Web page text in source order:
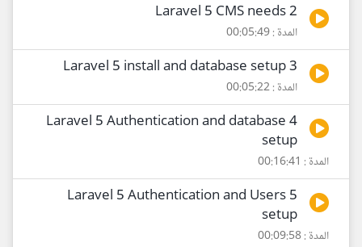
2 Laravel 5 CMS needs
المدة : 00:05:49
3 Laravel 5 install and database setup
المدة : 00:05:22
4 Laravel 5 Authentication and database
setup
المدة : 00:16:41
5 Laravel 5 Authentication and Users
setup
المدة : 00:09:58